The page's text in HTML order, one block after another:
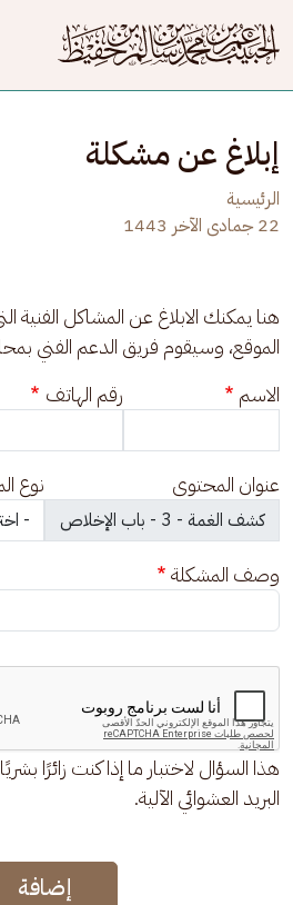
إبلاغ عن مشكلة
الرئيسية
22 جمادى الآخر 1443
هنا يمكنك الابلاغ عن المشاكل الفنية
الموقع، وسيقوم فريق الدعم الفني
الاسم
رقم الهاتف
عنوان المحتوى نوع
وصف المشكلة
هذا السؤال لاختبار ما إذا كنت زائرًا
البريد العشوائي الآلية.
إضافة